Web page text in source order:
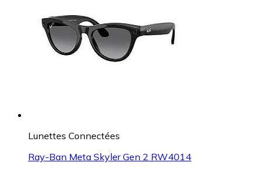
Lunettes Connectées
Ray-Ban Meta Skyler Gen 2 RW4014